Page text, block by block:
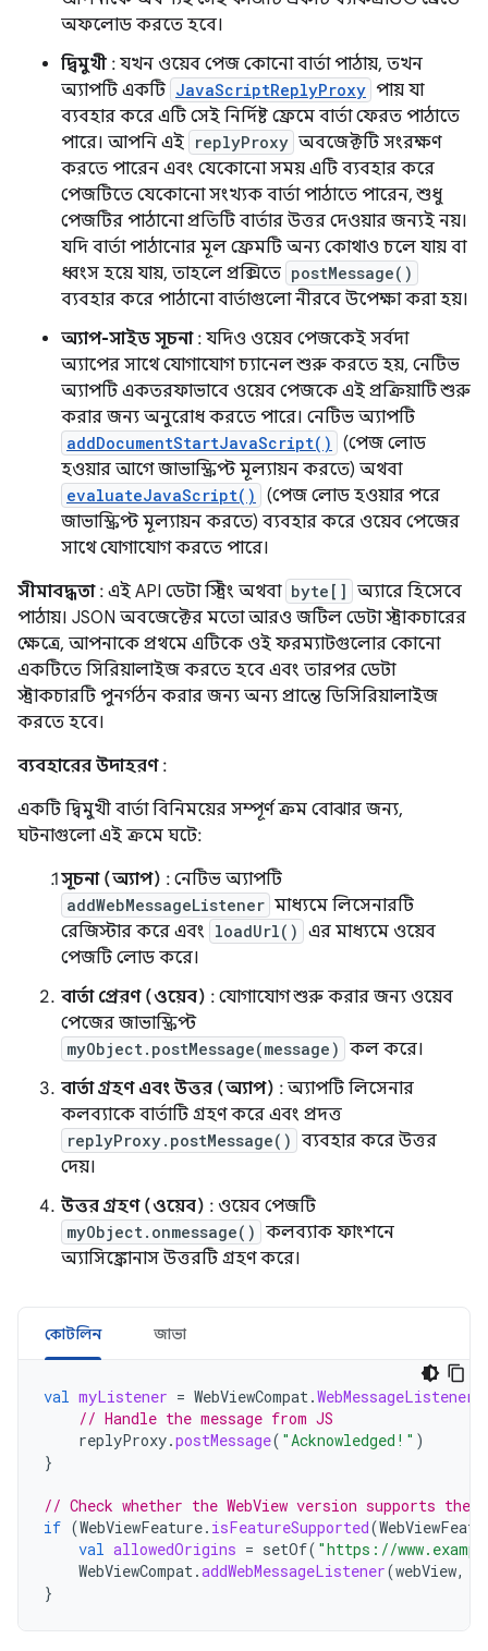
অফলোড করতে হবে।
দ্বিমুখী : যখন ওয়েব পেজ কোনো বার্তা পাঠায়, তখন
অ্যাপটি একটি JavaScriptReplyProxy পায় যা
ব্যবহার করে এটি সেই নির্দিষ্ট ফ্রেমে বার্তা ফেরত পাঠাতে
পারে। আপনি এই replyProxy অবজেক্টটি সংরক্ষণ
করতে পারেন এবং যেকোনো সময় এটি ব্যবহার করে
পেজটিতে যেকোনো সংখ্যক বার্তা পাঠাতে পারেন, শুধু
পেজটির পাঠানো প্রতিটি বার্তার উত্তর দেওয়ার জন্যই নয়।
যদি বার্তা পাঠানোর মূল ফ্রেমটি অন্য কোথাও চলে যায় বা
ধ্বংস হয়ে যায়, তাহলে প্রক্সিতে postMessage()
ব্যবহার করে পাঠানো বার্তাগুলো নীরবে উপেক্ষা করা হয়।
অ্যাপ-সাইড সূচনা: যদিও ওয়েব পেজকেই সর্বদা
অ্যাপের সাথে যোগাযোগ চ্যানেল শুরু করতে হয়, নেটিভ
অ্যাপটি একতরফাভাবে ওয়েব পেজকে এই প্রক্রিয়াটি শুরু
করার জন্য অনুরোধ করতে পারে। নেটিভ অ্যাপটি
addDocumentStartJavaScript()
(পেজ লোড
হওয়ার আগে জাভাস্ক্রিপ্ট মূল্যায়ন করতে) অথবা
evaluateJavaScript()
(পেজ লোড হওয়ার পরে
জাভাস্ক্রিপ্ট মূল্যায়ন করতে) ব্যবহার করে ওয়েব পেজের
সাথে যোগাযোগ করতে পারে।
সীমাবদ্ধতা: এই API ডেটা স্ট্রিং অথবা byte[] অ্যারে হিসেবে
পাঠায়। JSON অবজেক্টের মতো আরও জটিল ডেটা স্ট্রাকচারের
ক্ষেত্রে, আপনাকে প্রথমে এটিকে ওই ফরম্যাটগুলোর কোনো
একটিতে সিরিয়ালাইজ করতে হবে এবং তারপর ডেটা
স্ট্রাকচারটি পুনর্গঠন করার জন্য অন্য প্রান্তে ডিসিরিয়ালাইজ
করতে হবে।
ব্যবহারের উদাহরণ:
একটি দ্বিমুখী বার্তা বিনিময়ের সম্পূর্ণ ক্রম বোঝার জন্য,
ঘটনাগুলো এই ক্রমে ঘটে:
সূচনা (অ্যাপ) : নেটিভ অ্যাপটি
addWebMessageListener মাধ্যমে লিসেনারটি
রেজিস্টার করে এবং loadUrl() এর মাধ্যমে ওয়েব
পেজটি লোড করে।
বার্তা প্রেরণ (ওয়েব) : যোগাযোগ শুরু করার জন্য ওয়েব
পেজের জাভাস্ক্রিপ্ট
myObject.postMessage(message) কল করে।
বার্তা গ্রহণ এবং উত্তর (অ্যাপ) : অ্যাপটি লিসেনার
কলব্যাকে বার্তাটি গ্রহণ করে এবং প্রদত্ত
replyProxy.postMessage() ব্যবহার করে উত্তর
দেয়।
উত্তর গ্রহণ (ওয়েব) : ওয়েব পেজটি
myObject.onmessage() কলব্যাক ফাংশনে
অ্যাসিঙ্ক্রোনাস উত্তরটি গ্রহণ করে।
কোটলিন জাভা
val myListener = WebViewCompat.WebMessageListener
// Handle the message from JS
replyProxy.postMessage( "Acknowledged!" )
}
// Check whether the WebView version supports the
if (WebViewFeature. isFeatureSupported(
val allowedOrigins = setOf( "https://
WebViewCompat.addWebMessageListener(webView,
}